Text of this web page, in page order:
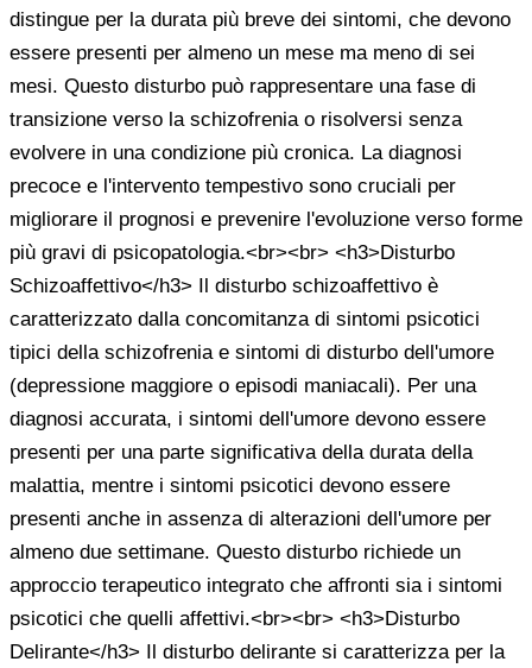
distingue per la durata più breve dei sintomi, che devono
essere presenti per almeno un mese ma meno di sei
mesi. Questo disturbo può rappresentare una fase di
transizione verso la schizofrenia o risolversi senza
evolvere in una condizione più cronica. La diagnosi
precoce e l'intervento tempestivo sono cruciali per
migliorare il prognosi e prevenire l'evoluzione verso forme
più gravi di psicopatologia.<br><br> <h3>Disturbo
Schizoaffettivo</h3> Il disturbo schizoaffettivo è
caratterizzato dalla concomitanza di sintomi psicotici
tipici della schizofrenia e sintomi di disturbo dell'umore
(depressione maggiore o episodi maniacali). Per una
diagnosi accurata, i sintomi dell'umore devono essere
presenti per una parte significativa della durata della
malattia, mentre i sintomi psicotici devono essere
presenti anche in assenza di alterazioni dell'umore per
almeno due settimane. Questo disturbo richiede un
approccio terapeutico integrato che affronti sia i sintomi
psicotici che quelli affettivi.<br><br> <h3>Disturbo
Delirante</h3> Il disturbo delirante si caratterizza per la